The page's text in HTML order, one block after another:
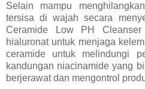
Selain mampu
tersisa di wajah secara
Ceramide Low PH
hialuronat untuk menjaga
ceramide untuk melindungi
kandungan niacinamide yang
berjerawat dan mengontrol